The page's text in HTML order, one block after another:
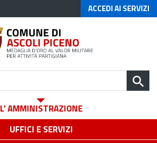
ACCEDI AI SERVIZI
L' AMMINISTRAZIONE
UFFICI E SERVIZI